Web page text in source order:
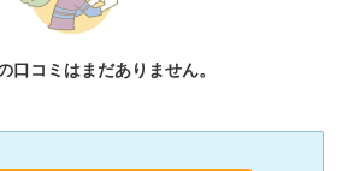
口コミはまだありません。